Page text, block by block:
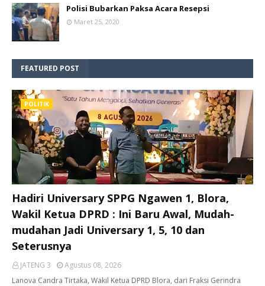
Polisi Bubarkan Paksa Acara Resepsi
Maret 25, 2020
FEATURED POST
POLITIK
Hadiri Universary SPPG Ngawen 1, Blora,
Wakil Ketua DPRD : Ini Baru Awal, Mudah-
mudahan Jadi Universary 1, 5, 10 dan
Seterusnya
JATENG 3
Agustus 08, 2026
Lanova Candra Tirtaka, Wakil Ketua DPRD Blora, dari Fraksi Gerindra